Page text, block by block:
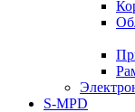
S-MPD